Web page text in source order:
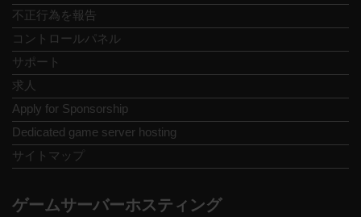
不正行為を報告
コントロールパネル
サポート
求人
Apply for Sponsorship
Dedicated game server hosting
サイトマップ
ゲームサーバーホスティング